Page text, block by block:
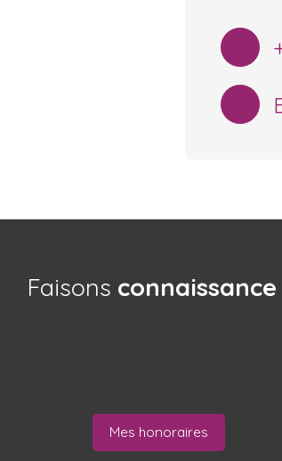
Faisons connaissance
Mes honoraires